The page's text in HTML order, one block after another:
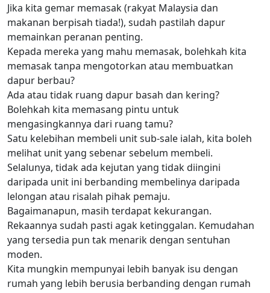
Jika kita gemar memasak (rakyat Malaysia dan
makanan berpisah tiada!), sudah pastilah dapur
memainkan peranan penting.
Kepada mereka yang mahu memasak, bolehkah kita
memasak tanpa mengotorkan atau membuatkan
dapur berbau?
Ada atau tidak ruang dapur basah dan kering?
Bolehkah kita memasang pintu untuk
mengasingkannya dari ruang tamu?
Satu kelebihan membeli unit sub-sale ialah, kita boleh
melihat unit yang sebenar sebelum membeli.
Selalunya, tidak ada kejutan yang tidak diingini
daripada unit ini berbanding membelinya daripada
lelongan atau risalah pihak pemaju.
Bagaimanapun, masih terdapat kekurangan.
Rekaannya sudah pasti agak ketinggalan. Kemudahan
yang tersedia pun tak menarik dengan sentuhan
moden.
Kita mungkin mempunyai lebih banyak isu dengan
rumah yang lebih berusia berbanding dengan rumah